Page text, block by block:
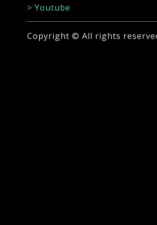
> Youtube
Copyright © All rights